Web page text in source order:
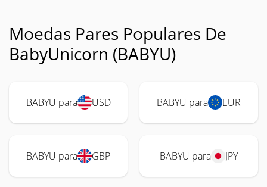
Moedas Pares Populares De
BabyUnicorn (BABYU)
BABYU para USD BABYU para EUR
BABYU para GBP BABYU para JPY